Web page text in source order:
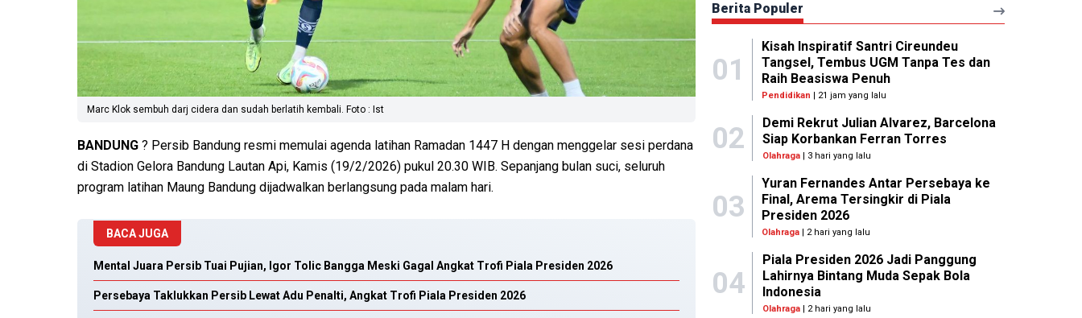
Marc Klok sembuh darj cidera dan sudah berlatih kembali. Foto : Ist
BANDUNG ? Persib Bandung resmi memulai agenda latihan Ramadan 1447 H dengan menggelar sesi perdana
di Stadion Gelora Bandung Lautan Api, Kamis (19/2/2026) pukul 20.30 WIB. Sepanjang bulan suci, seluruh
program latihan Maung Bandung dijadwalkan berlangsung pada malam hari.
BACA JUGA
Mental Juara Persib Tuai Pujian, Igor Tolic Bangga Meski Gagal Angkat Trofi Piala Presiden 2026
Persebaya Taklukkan Persib Lewat Adu Penalti, Angkat Trofi Piala Presiden 2026
Berita Populer
01
Kisah Inspiratif Santri Cireundeu
Tangsel, Tembus UGM Tanpa Tes dan
Raih Beasiswa Penuh
Pendidikan | 21 jam yang lalu
02
Demi Rekrut Julian Alvarez, Barcelona
Siap Korbankan Ferran Torres
Olahraga| 3 hari yang lalu
03
Yuran Fernandes Antar Persebaya ke
Final, Arema Tersingkir di Piala
Presiden 2026
Olahraga | 2 hari yang lalu
04
Piala Presiden 2026 Jadi Panggung
Lahirnya Bintang Muda Sepak Bola
Indonesia
Olahraga| 2 hari yang lalu